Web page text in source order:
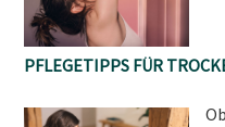
PFLEGETIPPS FÜR